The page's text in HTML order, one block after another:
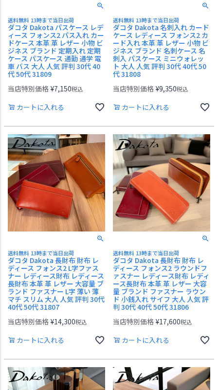
送料無料 13時まで当日出荷
ダコタ Dakota パスケース レデ
ィース フォンス2 パス入れ カー
ドケース 本革 革 レザー 小物 ビ
ジネス ブランド 定期入れ 定期
ケース パスケース 通勤 通学 電
車 バス 大人 人気 評判 30代 40
代 50代 31809
当店特別価格 ¥7,150税込
カートに入れる
送料無料 13時まで当日出荷
ダコタ Dakota 名刺入れ カード
ケース レディース フォンス2 カ
ード入れ 本革 革 レザー 小物 ビ
ジネス ブランド 名刺ケース 名
刺入 パスケース ミニウォレッ
ト 大人 人気 評判 30代 40代 50
代 31808
当店特別価格 ¥9,350税込
カートに入れる
送料無料 13時まで当日出荷
ダコタ Dakota 長財布 財布 レ
ディース フォンス2 L字ファス
ナー レディース財布 レディース
長財布 本革 革 レザー 大容量 ブ
ランド ファスナー L字 薄い 薄
マチ スリム 大人 人気 評判 30代
40代 50代 31807
当店特別価格 ¥14,300税込
カートに入れる
送料無料 13時まで当日出荷
ダコタ Dakota 長財布 財布 レ
ディース フォンス2 ラウンドフ
ァスナー レディース財布 レディ
ース長財布 本革 革 レザー 大容
量 ブランド ファスナー ラウン
ド 小銭入れ サイフ 大人 人気 評
判 30代 40代 50代 31806
当店特別価格 ¥17,600税込
カートに入れる